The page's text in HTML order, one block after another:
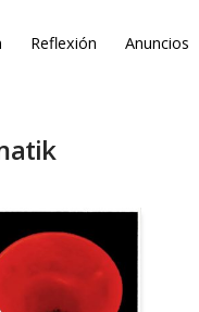
Reflexión Anuncios